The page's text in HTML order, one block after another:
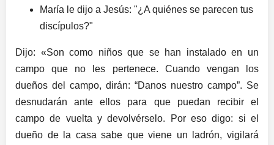
María le dijo a Jesús: "¿A quiénes se parecen tus
discípulos?"
Dijo: «Son como niños que se han instalado en un
campo que no les pertenece. Cuando vengan los
dueños del campo, dirán: “Danos nuestro campo”. Se
desnudarán ante ellos para que puedan recibir el
campo de vuelta y devolvérselo. Por eso digo: si el
dueño de la casa sabe que viene un ladrón, vigilará